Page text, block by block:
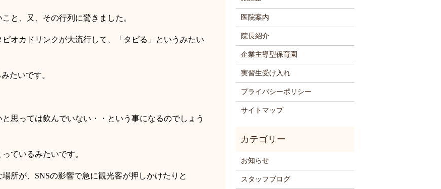
と、又、その行列に驚きました。
オカドリンクが大流行して、「タピる」というみたい
たいです。
思っては飲んでいない・・という事になるのでしょう
ているみたいです。
所が、 SNSの影響で急に観光客が押しかけたりと
医院案内
院長紹介
企業主導型保育園
実習生受け入れ
プライバシーポリシー
サイトマップ
お知らせ
スタッフブログ